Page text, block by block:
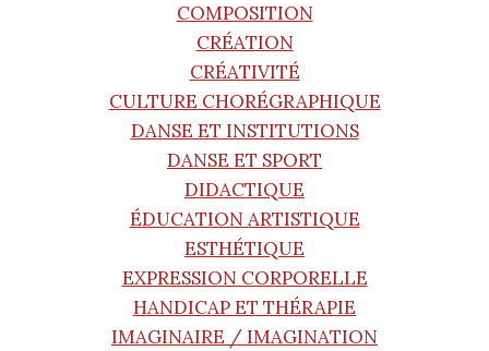
COMPOSITION
CRÉATION
CRÉATIVITÉ
CULTURE CHORÉGRAPHIQUE
DANSE ET INSTITUTIONS
DANSE ET SPORT
DIDACTIQUE
ÉDUCATION ARTISTIQUE
ESTHÉTIQUE
EXPRESSION CORPORELLE
HANDICAP ET THÉRAPIE
IMAGINAIRE / IMAGINATION